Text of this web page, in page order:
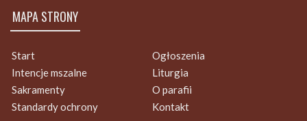
MAPA STRONY
Start
Ogłoszenia
Intencje mszalne
Liturgia
Sakramenty
O parafii
Standardy ochrony
Kontakt